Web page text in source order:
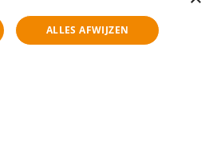
ALLES AFWIJZEN